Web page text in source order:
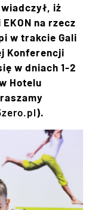
iż
na rzecz
w trakcie Gali
Konferencji
w dniach 1-2
Hotelu
).